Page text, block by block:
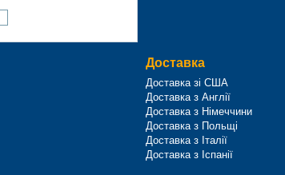
Доставка
Доставка зі США
Доставка з Англії
Доставка з Німеччини
Доставка з Польщі
Доставка з Італії
Доставка з Іспанії